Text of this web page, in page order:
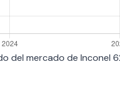
del mercado de Inconel